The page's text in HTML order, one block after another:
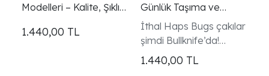
Modelleri – Kalite, Şıklık
Arada Sunar
1.440,00 TL
Günlük Taşıma ve
Outdoor Kullanım için
Mükemmel Seçim
İthal Haps Bugs çakılar
şimdi Bullknife’da!
Kompakt, sağlam ve
keskin hatlara sahip bu
1.440,00 TL